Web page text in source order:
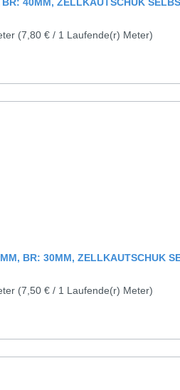
BR: 40MM, ZELLKAUTSCHUK
(7,80 € / 1 Laufende(r) Meter)
BR: 30MM, ZELLKAUTSCHUK
(7,50 € / 1 Laufende(r) Meter)